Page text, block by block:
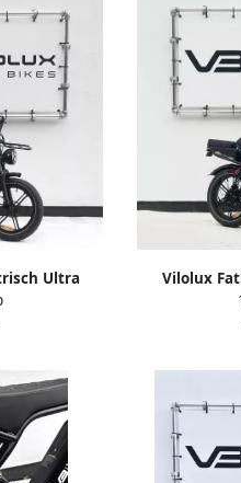
Ultra
zadel
garantie
City Banden
Vilolux
Dubbele
achterzit
NFC